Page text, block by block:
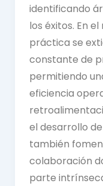
identificando
los éxitos. En
práctica se
constante de
permitiendo
eficiencia
el desarrollo
también
colaboración
parte